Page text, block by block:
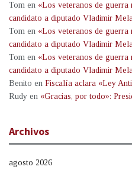
Tom en «Los veteranos de guerra
candidato a diputado Vladimir
Tom en «Los veteranos de guerra
candidato a diputado Vladimir
Tom en «Los veteranos de guerra
candidato a diputado Vladimir
Benito en Fiscalía aclara «Ley
Rudy en «Gracias, por todo»:
Archivos
agosto 2026